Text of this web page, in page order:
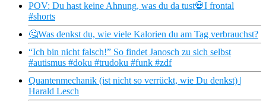
POV: Du hast keine Ahnung, was du da tust💀I frontal
#shorts
🤔Was denkst du, wie viele Kalorien du am Tag verbrauchst?
“Ich bin nicht falsch!” So findet Janosch zu sich selbst
#autismus #doku #trudoku #funk #zdf
Quantenmechanik (ist nicht so verrückt, wie Du denkst) |
Harald Lesch